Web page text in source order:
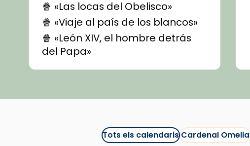
🍿 «Las locas del Obelisco»
🍿 «Viaje al país de los blancos»
🍿 «León XIV, el hombre detrás
del Papa»
🍿 «Las ovejas detectives»
recomanacions i prepara una
#CinemaEspiritualitual
@cinemaspiritcatTots els calendarisCardenal Omella